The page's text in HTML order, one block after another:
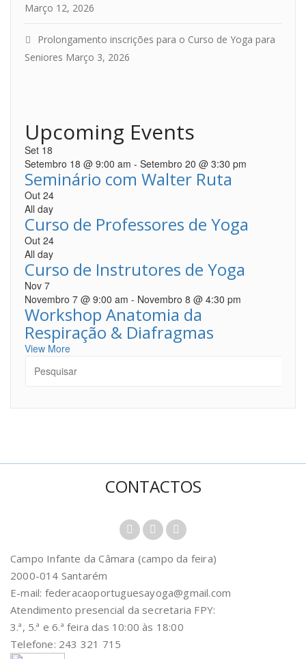
Março 12, 2026
Prolongamento inscrições para o Curso de Yoga para
Seniores Março 3, 2026
Upcoming Events
Set 18
Setembro 18 @ 9:00 am - Setembro 20 @ 3:30 pm
Seminário com Walter Ruta
Out 24
All day
Curso de Professores de Yoga
Out 24
All day
Curso de Instrutores de Yoga
Nov 7
Novembro 7 @ 9:00 am - Novembro 8 @ 4:30 pm
Workshop Anatomia da
Respiração & Diafragmas
View More
CONTACTOS
Campo Infante da Câmara (campo da feira)
2000-014 Santarém
E-mail: federacaoportuguesayoga@gmail.com
Atendimento presencial da secretaria FPY:
3.ª, 5.ª e 6.ª feira das 10:00 às 18:00
Telefone: 243 321 715